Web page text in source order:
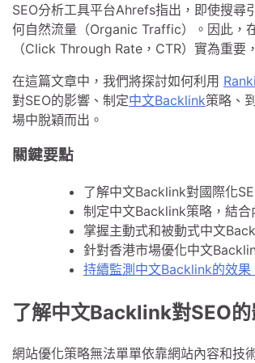
SEO分析工具平台Ahrefs指出，即使搜
何自然流量（Organic Traffic）。因此，
（Click Through Rate，CTR）實為重要
在這篇文章中，我們將探討如何利用
對SEO的影響、制定中文Backlink策略、
場中脫穎而出。
關鍵要點
了解中文Backlink對國際化
制定中文Backlink策略，結
掌握主動式和被動式中文
針對香港市場優化中文
持續監測中文Backlink的效
了解中文Backlink對SEO的
網站優化策略無法單單依靠網站內容和技